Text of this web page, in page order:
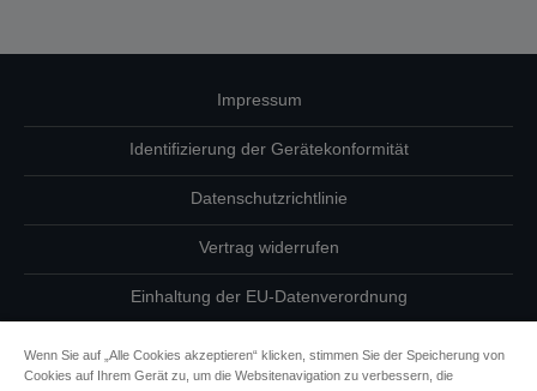
Impressum
Identifizierung der Gerätekonformität
Datenschutzrichtlinie
Vertrag widerrufen
Einhaltung der EU-Datenverordnung
Wenn Sie auf „Alle Cookies akzeptieren“ klicken, stimmen Sie der Speicherung von
Cookies auf Ihrem Gerät zu, um die Websitenavigation zu verbessern, die